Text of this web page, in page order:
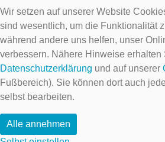
Wir setzen auf unserer Website
sind wesentlich, um die Funktionalität
während andere uns helfen, unser
verbessern. Nähere Hinweise erhalten
Datenschutzerklärung und auf unserer
Fußbereich). Sie können dort auch
selbst bearbeiten.
Alle annehmen